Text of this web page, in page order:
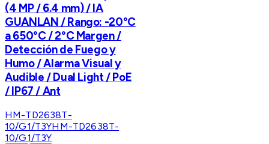
(4 MP / 6.4 mm) / IA
GUANLAN / Rango: -20°C
a 650°C / 2°C Margen /
Detección de Fuego y
Humo / Alarma Visual y
Audible / Dual Light / PoE
/ IP67 / Ant
HM-TD2638T-
10/G1/T3YHM-TD2638T-
10/G1/T3Y